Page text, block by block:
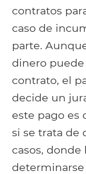
contratos
caso de
parte.
dinero
contrato, el
decide un
este pago es
si se trata de
casos, donde